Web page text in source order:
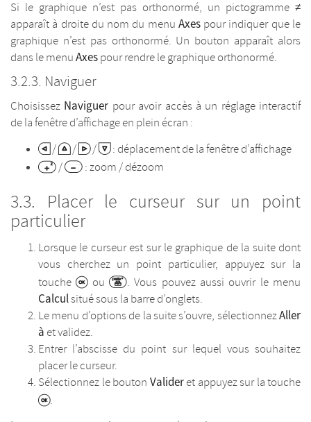
Si le graphique n’est pas orthonormé, un pictogramme ≠
apparaît à droite du nom du menu Axespour indiquer que le
graphique n’est pas orthonormé. Un bouton apparaît alors
dans le menuAxespour rendre le graphique orthonormé.
Naviguer
Choisissez Naviguer pour avoir accès à un réglage interactif
de la fenêtre d’affichage en plein écran :
/
/ /
: déplacement de la fenêtre d’affichage
/
: zoom / dézoom
Placer le curseur sur un point
particulier
Lorsque le curseur est sur le graphique de la suite dont
vous cherchez un point particulier, appuyez sur la
touche
ou . Vous pouvez aussi ouvrir le menu
Calculsitué sous la barre d’onglets.
Le menu d’options de la suite s’ouvre, sélectionnezAller
à et validez.
Entrer l’abscisse du point sur lequel vous souhaitez
placer le curseur.
Sélectionnez le bouton Valideret appuyez sur la touche
.